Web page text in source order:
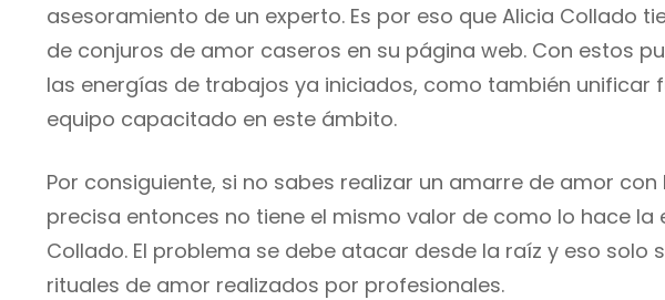
asesoramiento de un experto. Es por eso que Alicia Collado
de conjuros de amor caseros en su página web. Con estos
las energías de trabajos ya iniciados, como también unificar
equipo capacitado en este ámbito.
Por consiguiente, si no sabes realizar un amarre de amor
precisa entonces no tiene el mismo valor de como lo hace la
Collado. El problema se debe atacar desde la raíz y eso solo
rituales de amor realizados por profesionales.